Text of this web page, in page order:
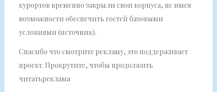
курортов временно закрыли свои корпуса, не имея
возможности обеспечить гостей базовыми
условиями (источник).
Спасибо что смотрите рекламу, это поддерживает
проект. Прокрутите, чтобы продолжить
читатьреклама